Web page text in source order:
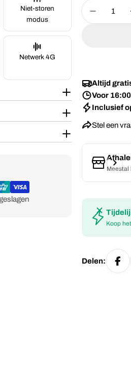
Niet-storen
modus
Netwerk 4G
Aantal
Aantal
Altijd
Voor
Inclusief
Stel een
Meestal
Koop het
Delen: